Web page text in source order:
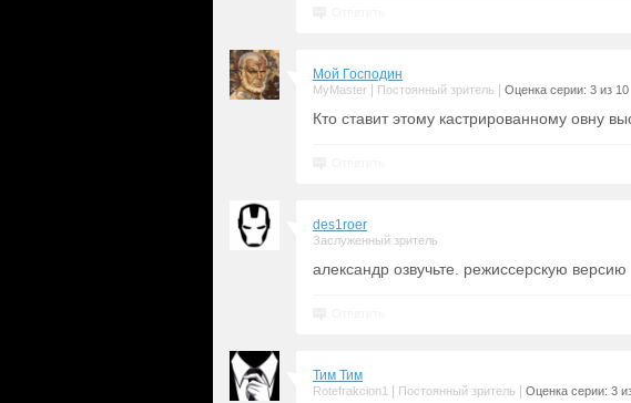
Мой Господин
MyMaster Постоянный зритель Оценка серии: 3 из 10
Кто ставит этому кастрированному овну
des1roer
Заслуженный зритель
александр озвучьте. режиссерскую версию
Тим Тим
Rotefrakcion1 Постоянный зритель Оценка серии: 3